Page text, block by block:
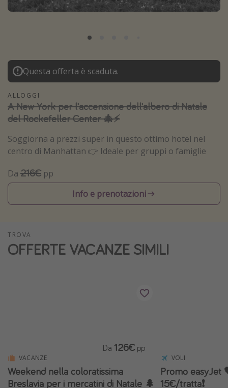
Grecia
Tunisia
Malta
Canarie
Capo Verde
Tipo di vacanza
Vacanze all inclusive
Vacanze estate 2026
Vacanze di Pasqua 2026
Vacanze al mare
Festività del 2026
Città più visitate
Questa offerta è scaduta.
ALLOGGI
A New York per l'accensione dell'albero di Natale
del Rockefeller Center 🎄⚡️
Soggiorna a prezzi super in questo ottimo hotel nel
centro di Manhattan 👉 Ideale per gruppi o famiglie
Da 216€ pp
Info e prenotazioni
TROVA
OFFERTE VACANZE SIMILI
VACANZE
Weekend nella coloratissima
Breslavia per i mercatini di Natale 🌲
Da 126€ pp
VOLI
Promo easyJet
15€/tratta❗️